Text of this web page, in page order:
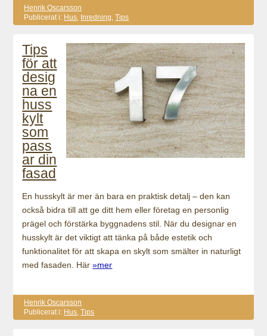
Henrik Oscarsson
Publicerat i: Hus Inredning ,Tips
Tips
för att
desig
na en
huss
kylt
som
pass
ar din
fasad
En husskylt är mer än bara en praktisk detalj – den kan
också bidra till att ge ditt hem eller företag en personlig
prägel och förstärka byggnadens stil. När du designar en
husskylt är det viktigt att tänka på både estetik och
funktionalitet för att skapa en skylt som smälter in naturligt
med fasaden. Här»mer
Henrik Oscarsson
Publicerat i: Hus ,Tips